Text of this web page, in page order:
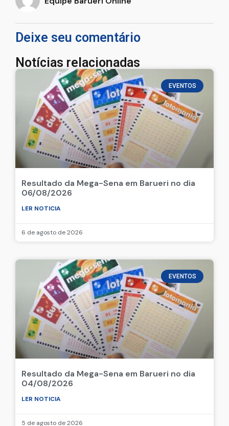
Deixe seu comentário
Notícias relacionadas
EVENTOS
Resultado da Mega-Sena em Barueri no dia
06/08/2026
LER NOTICIA
6 de agosto de 2026
EVENTOS
Resultado da Mega-Sena em Barueri no dia
04/08/2026
LER NOTICIA
5 de agosto de 2026